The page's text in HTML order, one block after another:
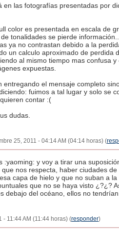
en las fotografías presentadas por
color es presentada en escala de
tonalidades se pierde
ya no contrastan debido a la
un calculo aproximado de perdida
al mismo tiempo mas confusa y
expuestas.
entregando el mensaje completo
fuimos a tal lugar y solo se
contar :(
dudas.
25, 2011 - 04:14 AM (04:14 horas) (
:yaoming: y voy a tirar una
nos respecta, haber ciudades
capa de hielo y que no suban a la
que no se haya visto ¿?¿?
debajo del océano, ellos no
- 11:44 AM (11:44 horas) (responder)